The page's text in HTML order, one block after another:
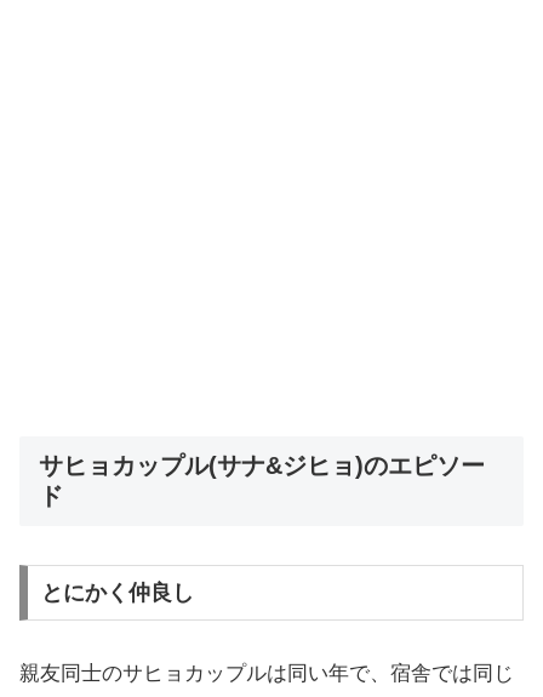
サヒョカップル(サナ&ジヒョ)のエピソー
ド
とにかく仲良し
親友同士のサヒョカップルは同い年で、宿舎では同じ